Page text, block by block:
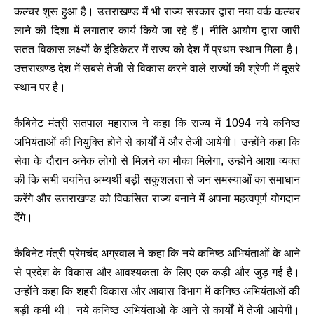
कल्चर शुरू हुआ है। उत्तराखण्ड में भी राज्य सरकार द्वारा नया वर्क कल्चर
लाने की दिशा में लगातार कार्य किये जा रहे हैं। नीति आयोग द्वारा जारी
सतत विकास लक्ष्यों के इंडिकेटर में राज्य को देश में प्रथम स्थान मिला है।
उत्तराखण्ड देश में सबसे तेजी से विकास करने वाले राज्यों की श्रेणी में दूसरे
स्थान पर है।
कैबिनेट मंत्री सतपाल महाराज ने कहा कि राज्य में 1094 नये कनिष्ठ
अभियंताओं की नियुक्ति होने से कार्यों में और तेजी आयेगी। उन्होंने कहा कि
सेवा के दौरान अनेक लोगों से मिलने का मौका मिलेगा, उन्होंने आशा व्यक्त
की कि सभी चयनित अभ्यर्थी बड़ी सकुशलता से जन समस्याओं का समाधान
करेंगे और उत्तराखण्ड को विकसित राज्य बनाने में अपना महत्वपूर्ण योगदान
देंगे।
कैबिनेट मंत्री प्रेमचंद अग्रवाल ने कहा कि नये कनिष्ठ अभियंताओं के आने
से प्रदेश के विकास और आवश्यकता के लिए एक कड़ी और जुड़ गई है।
उन्होंने कहा कि शहरी विकास और आवास विभाग में कनिष्ठ अभियंताओं की
बड़ी कमी थी। नये कनिष्ठ अभियंताओं के आने से कार्यों में तेजी आयेगी।